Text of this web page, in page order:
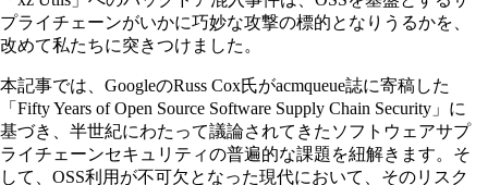
プライチェーンがいかに巧妙な攻撃の標的となりうるかを、
改めて私たちに突きつけました。
本記事では、GoogleのRuss Cox氏がacmqueue誌に寄稿した
「Fifty Years of Open Source Software Supply Chain Security」に
基づき、半世紀にわたって議論されてきたソフトウェアサプ
ライチェーンセキュリティの普遍的な課題を紐解きます。そ
して、OSS利用が不可欠となった現代において、そのリスク